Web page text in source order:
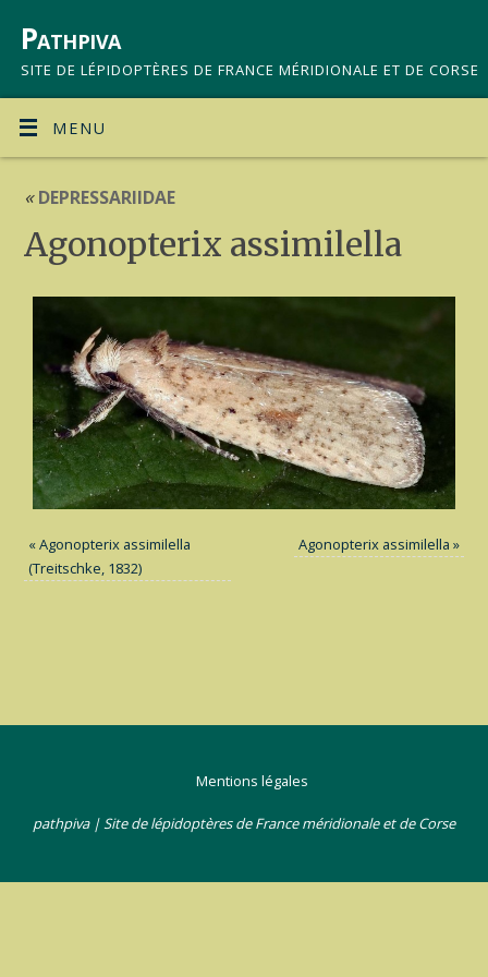
Pathpiva
SITE DE LÉPIDOPTÈRES DE FRANCE MÉRIDIONALE ET DE CORSE
MENU
«DEPRESSARIIDAE
Agonopterix assimilella
«Agonopterix assimilella
(Treitschke, 1832)
Agonopterix assimilella »
Mentions légales
pathpiva | Site de lépidoptères de France méridionale et de Corse